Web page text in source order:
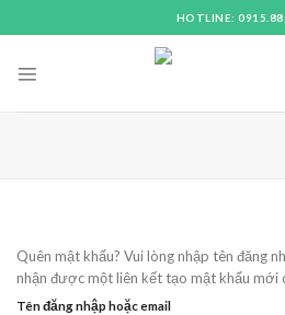
to
HOTLINE:
Quên mật khẩu? Vui lòng nhập tên đăng
nhận được một liên kết tạo mật khẩu mới
Tên đăng nhập hoặc email